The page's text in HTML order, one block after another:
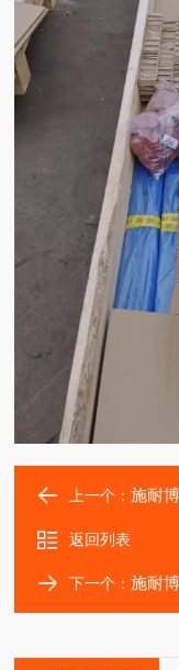
上一个：施耐博
返回列表
下一个：施耐博